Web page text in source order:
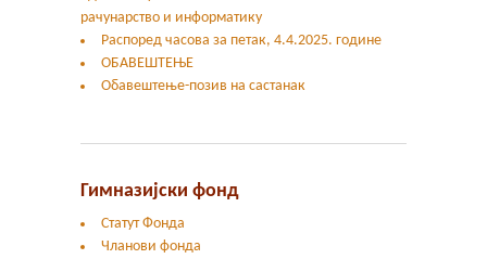
рачунарство и информатику
Распоред часова за петак, 4.4.2025. године
ОБАВЕШТЕЊЕ
Обавештење-позив на састанак
Гимназијски фонд
Статут Фонда
Чланови фонда